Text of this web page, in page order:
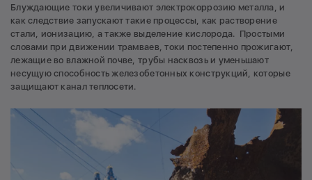
Блуждающие токи увеличивают электрокоррозию металла, и
как следствие запускают такие процессы, как растворение
стали, ионизацию, а также выделение кислорода. Простыми
словами при движении трамваев, токи постепенно прожигают,
лежащие во влажной почве, трубы насквозь и уменьшают
несущую способность железобетонных конструкций, которые
защищают канал теплосети.